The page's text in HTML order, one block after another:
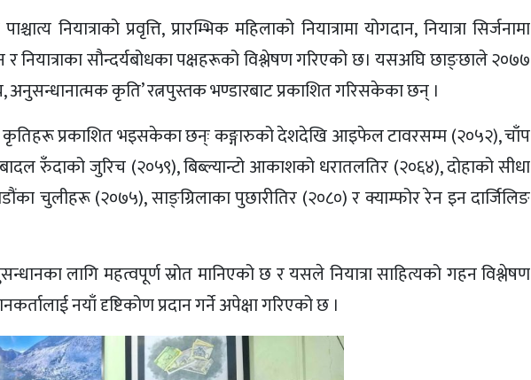
नियात्राको प्रवृत्ति, प्रारम्भिक महिलाको नियात्रामा योगदान, नियात्रा सिर्जनामा
र नियात्राका सौन्दर्यबोधका पक्षहरूको विश्लेषण गरिएको छ। यसअघि छाङ्छाले २०७७
अनुसन्धानात्मक कृति’ रत्नपुस्तक भण्डारबाट प्रकाशित गरिसकेका छन् ।
कृतिहरू प्रकाशित भइसकेका छन्ः कङ्गारुको देशदेखि आइफेल टावरसम्म (२०५२), चाँप
रुँदाको जुरिच (२०५९), बिब्ल्यान्टो आकाशको धरातलतिर (२०६४), दोहाको सीधा
चुलीहरू (२०७५), साङ्ग्रिलाका पुछारीतिर (२०८०) र क्याम्फोर रेन इन दार्जिलिङ
लागि महत्वपूर्ण स्रोत मानिएको छ र यसले नियात्रा साहित्यको गहन विश्लेषण
नयाँ दृष्टिकोण प्रदान गर्ने अपेक्षा गरिएको छ ।